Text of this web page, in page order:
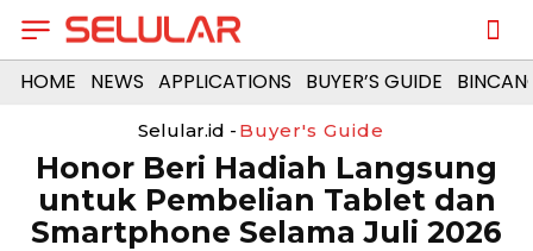
HOME NEWS APPLICATIONS BUYER’S GUIDE
Selular.id - Buyer's Guide
Honor Beri Hadiah Langsung
untuk Pembelian Tablet dan
Smartphone Selama Juli 2026